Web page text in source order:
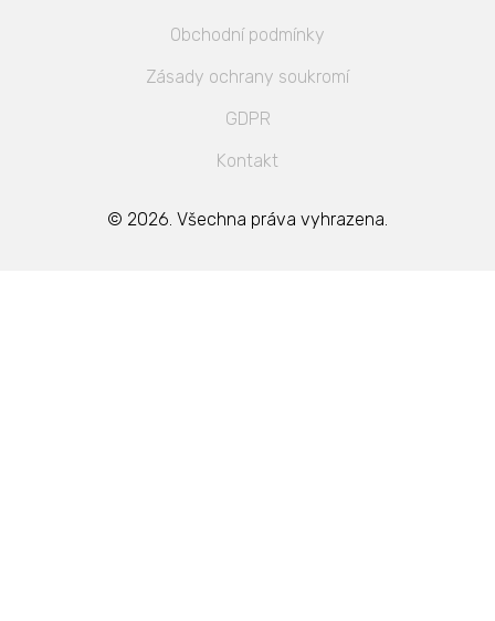
Obchodní podmínky
Zásady ochrany soukromí
GDPR
Kontakt
© 2026. Všechna práva vyhrazena.